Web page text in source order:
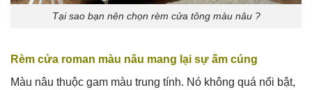
Tại sao bạn nên chọn rèm cửa tông màu nâu ?
Rèm cửa roman màu nâu mang lại sự ấm cúng
Màu nâu thuộc gam màu trung tính. Nó không quá nổi bật,